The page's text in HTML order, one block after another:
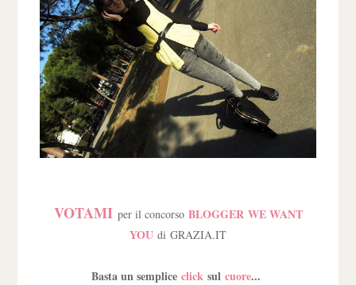
VOTAMI per il concorso BLOGGER WE WANT
YOU di GRAZIA.IT
Basta un semplice click sul cuore...